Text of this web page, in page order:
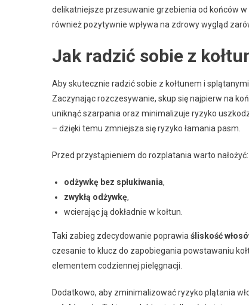
delikatniejsze przesuwanie grzebienia od końców
również pozytywnie wpływa na zdrowy wygląd
Jak radzić sobie z
Aby skutecznie radzić sobie z kołtunem i
Zaczynając rozczesywanie, skup się najpierw na
uniknąć szarpania oraz minimalizuje ryzyko
– dzięki temu zmniejsza się ryzyko łamania pasm.
Przed przystąpieniem do rozplatania warto nałożyć:
odżywkę bez spłukiwania,
zwykłą odżywkę,
wcierając ją dokładnie w kołtun.
Taki zabieg zdecydowanie poprawia śliskość
czesanie to klucz do zapobiegania powstawaniu
elementem codziennej pielęgnacji.
Dodatkowo, aby zminimalizować ryzyko plątania